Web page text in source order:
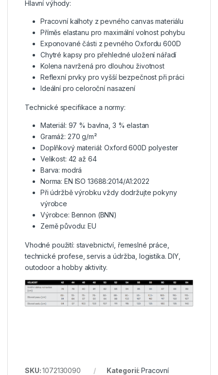
Hlavní výhody:
Pracovní kalhoty z pevného canvas materiálu
Příměs elastanu pro maximální volnost pohybu
Exponované části z pevného Oxfordu 600D
Chytré kapsy pro přehledné uložení nářadí
Kolena navržená pro dlouhou životnost
Reflexní prvky pro vyšší bezpečnost při práci
Ideální pro celoroční nasazení
Technické specifikace a normy:
Materiál: 97 % bavlna, 3 % elastan
Gramáž: 270 g/m²
Doplňkový materiál: Oxford 600D polyester
Velikost: 42 až 64
Barva: modrá
Norma: EN ISO 13688:2014/A1:2022
Při údržbě výrobku vždy dodržujte pokyny
výrobce
Výrobce: Bennon (BNN)
Země původu: EU
Vhodné použití: stavebnictví, řemeslné práce,
technické profese, servis a údržba, logistika. DIY,
outodoor a hobby aktivity.
SKU:1072130090 Kategorií:Pracovní